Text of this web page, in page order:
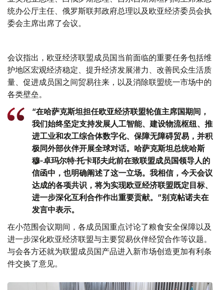
统办公厅主任、俄罗斯联邦政府总理以及欧亚经济委员会执
委会主席出席了会议。
会议指出，欧亚经济联盟成员国当前面临的重要任务包括维
护地区宏观经济稳定、提升经济发展潜力、改善民众生活质
量、促进成员国之间贸易往来，以及消除联盟统一市场中的
各类壁垒。
“在哈萨克斯坦担任欧亚经济联盟轮值主席国期间，
我们始终坚定支持发展人工智能、建设物流枢纽、推
进工业和农工综合体数字化、保障无障碍贸易，并积
极同外部伙伴开展全球对话。哈萨克斯坦总统哈斯
穆-卓玛尔特·托卡耶夫此前在致联盟成员国领导人的
信函中，也明确阐述了这一立场。我相信，今天会议
达成的各项共识，将为实现欧亚经济联盟既定目标、
进一步深化互利合作作出重要贡献。”别克帖诺夫在
发言中表示。
在小范围会议期间，各成员国重点讨论了粮食安全保障以及
进一步深化欧亚经济联盟与主要贸易伙伴经贸合作等议题。
与会各方还就为联盟成员国产品进入新市场创造更加有利条
件交换了意见。